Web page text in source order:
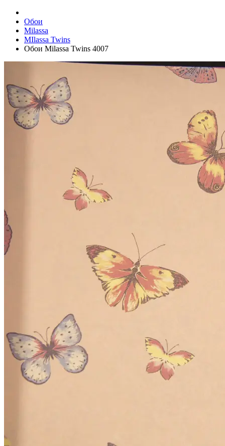
Обои
Milassa
MIlassa Twins
Обои Milassa Twins 4007